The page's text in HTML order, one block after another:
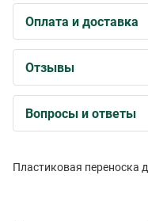
Оплата и доставка
Отзывы
Вопросы и ответы
Пластиковая переноска